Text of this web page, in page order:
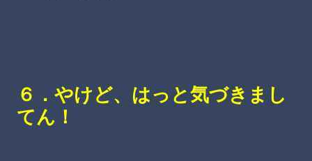
６．やけど、はっと気づきまし
てん！